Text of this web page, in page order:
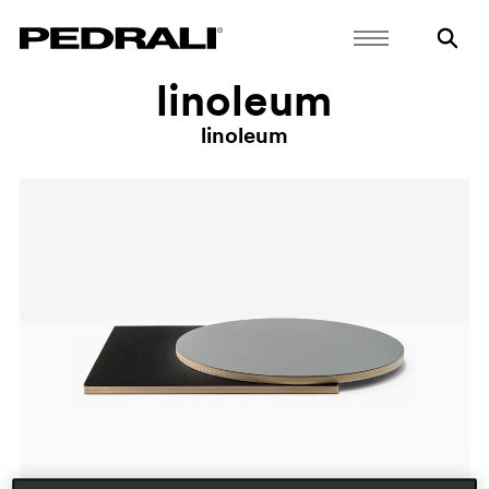
linoleum
linoleum